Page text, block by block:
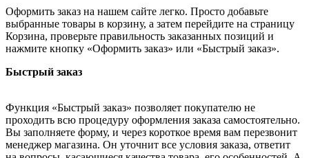
Оформить заказ на нашем сайте легко. Просто добавьте
выбранные товары в корзину, а затем перейдите на страницу
Корзина, проверьте правильность заказанных позиций и
нажмите кнопку «Оформить заказ» или «Быстрый заказ».
Быстрый заказ
Функция «Быстрый заказ» позволяет покупателю не
проходить всю процедуру оформления заказа самостоятельно.
Вы заполняете форму, и через короткое время вам перезвонит
менеджер магазина. Он уточнит все условия заказа, ответит